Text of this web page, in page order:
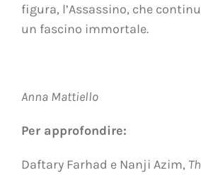
figura, l’Assassino, che
un fascino immortale.
Anna Mattiello
Per approfondire:
Daftary Farhad e Nanji Azim,